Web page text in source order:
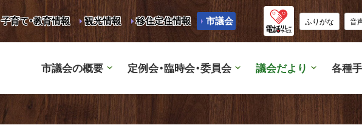
子育て・教育情報 観光情報 移住定住情報 市議会 ふりがな 音
市議会の概要 定例会・臨時会・委員会 議会だより 各種